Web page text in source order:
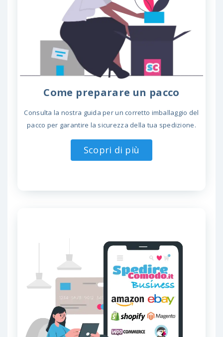
Come preparare un pacco
Consulta la nostra guida per un corretto imballaggio del
pacco per garantire la sicurezza della tua spedizione.
Scopri di più